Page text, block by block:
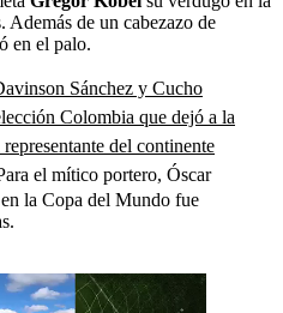
Además de un cabezazo de
en el palo.
Sánchez y Cucho
Colombia que dejó a la
del continente
el mítico portero, Óscar
la Copa del Mundo fue